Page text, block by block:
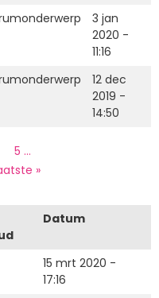
3 jan
2020 -
11:16
12 dec
2019 -
14:50
Page
5 …
»
Datum
15 mrt 2020 -
17:16